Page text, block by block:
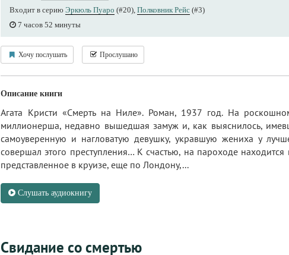
Входит в серию Эркюль Пуаро (#20), Полковник Рейс (#3)
7 часов 52 минуты
Хочу послушать Прослушано
Описание книги
Агата Кристи «Смерть на Ниле». Роман, 1937 год. На
миллионерша, недавно вышедшая замуж и, как выяснилось,
самоуверенную и нагловатую девушку, укравшую жениха у
совершал этого преступления… К счастью, на пароходе
представленное в круизе, еще по Лондону,...
Слушать аудиокнигу
Свидание со смертью